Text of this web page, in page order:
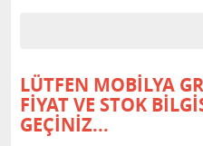
LÜTFEN MOBİLYA
FİYAT VE STOK
GEÇİNİZ...